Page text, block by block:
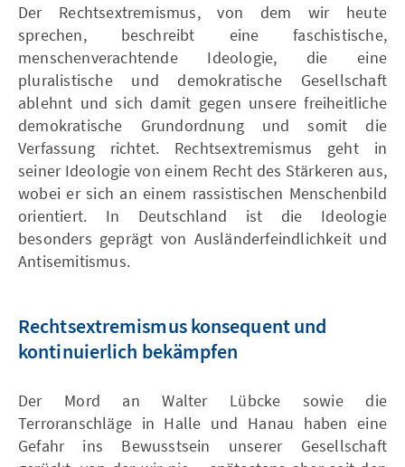
Der Rechtsextremismus, von dem wir heute
sprechen, beschreibt eine faschistische,
menschenverachtende Ideologie, die eine
pluralistische und demokratische Gesellschaft
ablehnt und sich damit gegen unsere freiheitliche
demokratische Grundordnung und somit die
Verfassung richtet. Rechtsextremismus geht in
seiner Ideologie von einem Recht des Stärkeren aus,
wobei er sich an einem rassistischen Menschenbild
orientiert. In Deutschland ist die Ideologie
besonders geprägt von Ausländerfeindlichkeit und
Antisemitismus.
Rechtsextremismus konsequent und
kontinuierlich bekämpfen
Der Mord an Walter Lübcke sowie die
Terroranschläge in Halle und Hanau haben eine
Gefahr ins Bewusstsein unserer Gesellschaft